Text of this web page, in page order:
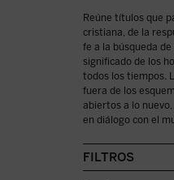
Reúne títulos que
cristiana, de la
fe a la búsqueda
significado de los
todos los tiempos.
fuera de los
abiertos a lo
en diálogo con el
FILTROS